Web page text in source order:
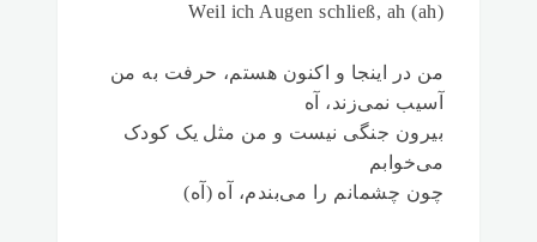
Weil ich Augen schließ, ah (ah)
من در اینجا و اکنون هستم، حرفت به من
آسیب نمی‌زند، آه
بیرون جنگی نیست و من مثل یک کودک
می‌خوابم
چون چشمانم را می‌بندم، آه (آه)